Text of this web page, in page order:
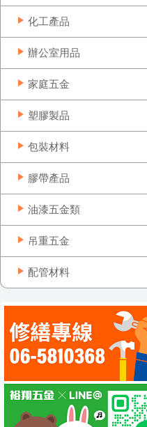
化工產品
辦公室用品
家庭五金
塑膠製品
包裝材料
膠帶產品
油漆五金類
吊重五金
配管材料